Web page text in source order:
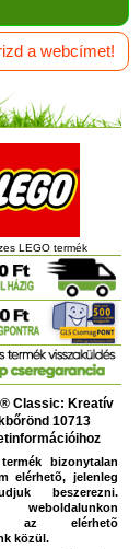
a webcímet!
LEGO termék
Classic: Kreatív
10713
bizonytalan
elérhetõ, jelenleg
beszerezni.
weboldalunkon
az elérhetõ
közül.